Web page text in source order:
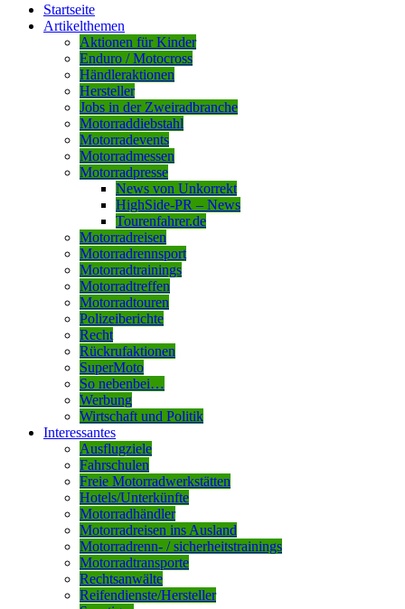
Startseite
Artikelthemen
Aktionen für Kinder
Enduro / Motocross
Händleraktionen
Hersteller
Jobs in der Zweiradbranche
Motorraddiebstahl
Motorradevents
Motorradmessen
Motorradpresse
News von Unkorrekt
HighSide-PR – News
Tourenfahrer.de
Motorradreisen
Motorradrennsport
Motorradtrainings
Motorradtreffen
Motorradtouren
Polizeiberichte
Recht
Rückrufaktionen
SuperMoto
So nebenbei…
Werbung
Wirtschaft und Politik
Interessantes
Ausflugziele
Fahrschulen
Freie Motorradwerkstätten
Hotels/Unterkünfte
Motorradhändler
Motorradreisen ins Ausland
Motorradrenn- / sicherheitstrainings
Motorradtransporte
Rechtsanwälte
Reifendienste/Hersteller